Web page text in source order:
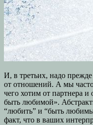
И, в третьих, надо
от отношений. А мы
чего хотим от партнера
быть любимой».
“любить” и “быть
факт, что в ваших